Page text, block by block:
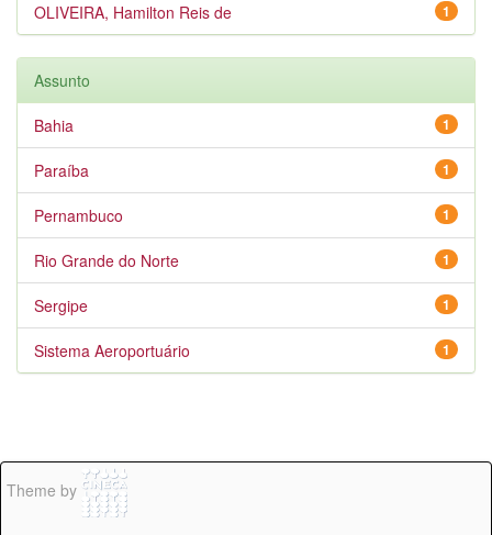
1
OLIVEIRA, Hamilton Reis de
Assunto
1
Bahia
1
Paraíba
1
Pernambuco
1
Rio Grande do Norte
1
Sergipe
1
Sistema Aeroportuário
Theme by